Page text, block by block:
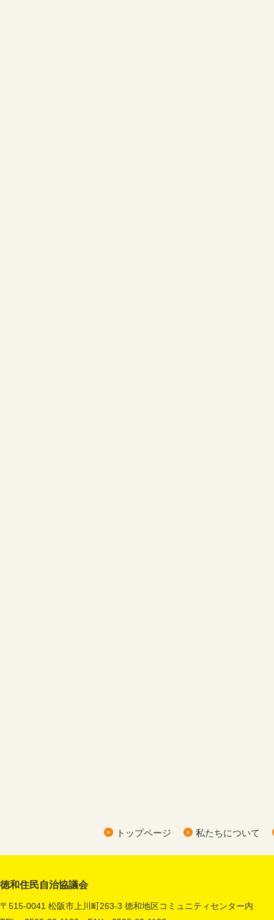
トップページ 私たちについて
徳和住民自治協議会
〒515-0041 松阪市上川町263-3 徳和地区コミュニティセンター内